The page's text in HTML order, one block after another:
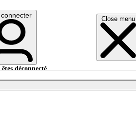
Close menu
êtes déconnecté.